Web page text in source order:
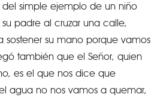
del simple ejemplo de un niño
padre al cruzar una calle,
sostener su mano porque vamos
también que el Señor, quien
es el que nos dice que
agua no nos vamos a quemar,